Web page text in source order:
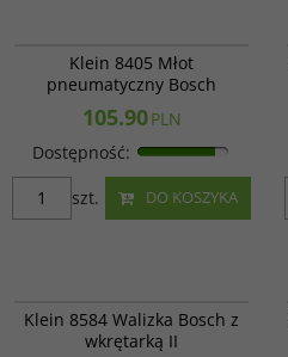
Klein 8405 Młot
pneumatyczny Bosch
105.90PLN
Dostępność:
DO KOSZYKA
szt.
Klein 8584 Walizka Bosch z
wkrętarką II